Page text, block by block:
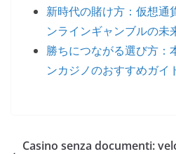
新時代の賭け方：仮想通
ンラインギャンブルの未
勝ちにつながる選び方：
ンカジノのおすすめガイ
Casino senza documenti: